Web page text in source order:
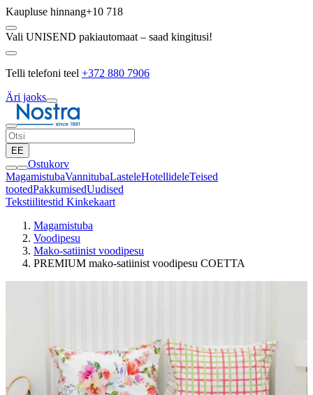
Kaupluse hinnang+10 718
Vali UNISEND pakiautomaat – saad kingitusi!
Telli telefoni teel +372 880 7906
Äri jaoks
EE
Ostukorv
MagamistubaVannitubaLasteleHotellideleTeised
tootedPakkumisedUudised
Tekstiilitestid Kinkekaart
Magamistuba
Voodipesu
Mako-satiinist voodipesu
PREMIUM mako-satiinist voodipesu COETTA